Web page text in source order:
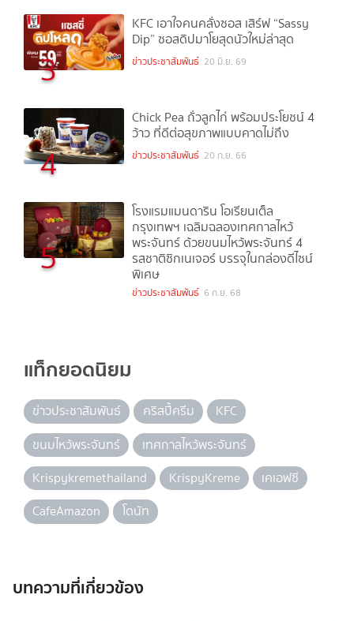
3
KFC เอาใจคนคลั่งซอส เสิร์ฟ “Sassy
Dip” ซอสดิปมาโยสุดนัวใหม่ล่าสุด
ข่าวประชาสัมพันธ์ 20 มิ.ย. 69
4
Chick Pea ถั่วลูกไก่ พร้อมประโยชน์ 4
ว้าว ที่ดีต่อสุขภาพแบบคาดไม่ถึง
ข่าวประชาสัมพันธ์ 20 ก.ย. 66
5
โรงแรมแมนดาริน โอเรียนเต็ล
กรุงเทพฯ เฉลิมฉลองเทศกาลไหว้
พระจันทร์ ด้วยขนมไหว้พระจันทร์ 4
รสชาติซิกเนเจอร์ บรรจุในกล่องดีไซน์
พิเศษ
ข่าวประชาสัมพันธ์ 6 ก.ย. 68
แท็กยอดนิยม
ข่าวประชาสัมพันธ์ คริสปี้ครีม
KFC
ขนมไหว้พระจันทร์
เทศกาลไหว้พระจันทร์
Krispykremethailand
KrispyKreme
เคเอฟซี
CafeAmazon
โดนัท
บทความที่เกี่ยวข้อง